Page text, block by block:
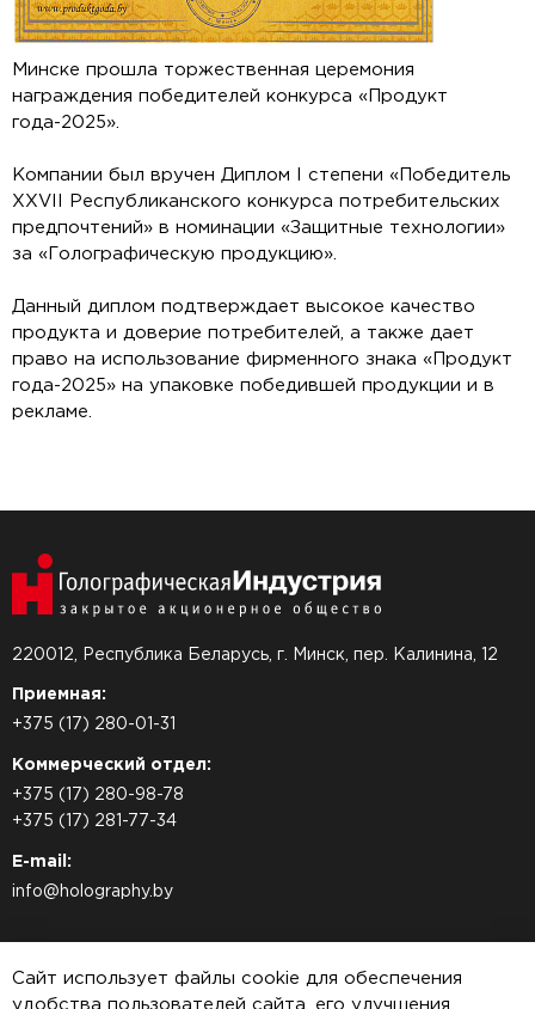
Минске прошла торжественная церемония
награждения победителей конкурса «Продукт
года-2025».
Компании был вручен Диплом I степени «Победитель
XXVII Республиканского конкурса потребительских
предпочтений» в номинации «Защитные технологии»
за «Голографическую продукцию».
Данный диплом подтверждает высокое качество
продукта и доверие потребителей, а также дает
право на использование фирменного знака «Продукт
года-2025» на упаковке победившей продукции и в
рекламе.
220012, Республика Беларусь, г. Минск, пер. Калинина, 12
Приемная:
+375 (17) 280-01-31
Коммерческий отдел:
+375 (17) 280-98-78
+375 (17) 281-77-34
E-mail:
info@holography.by
Сайт использует файлы cookie для обеспечения
удобства пользователей сайта, его улучшения,